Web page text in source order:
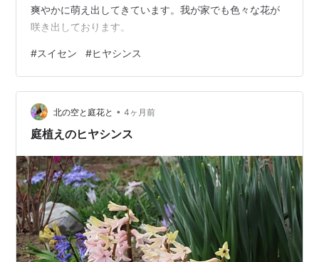
爽やかに萌え出してきています。我が家でも色々な花が
咲き出しております。
#スイセン #ヒヤシンス
北の空と庭花と • 4ヶ月前
庭植えのヒヤシンス